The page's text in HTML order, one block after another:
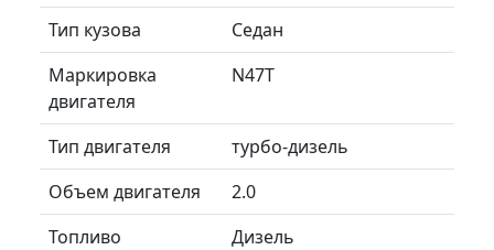
Тип кузова
Седан
Маркировка
двигателя
N47T
Тип двигателя
турбо-дизель
Объем двигателя
2.0
Топливо
Дизель